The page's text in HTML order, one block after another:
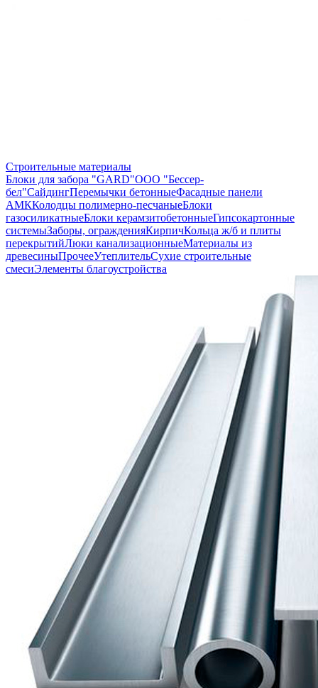
Строительные материалы
Блоки для забора "GARD"ООО "Бессер-
бел"СайдингПеремычки бетонныеФасадные панели
АМККолодцы полимерно-песчаныеБлоки
газосиликатныеБлоки керамзитобетонныеГипсокартонные
системыЗаборы, огражденияКирпичКольца ж/б и плиты
перекрытийЛюки канализационныеМатериалы из
древесиныПрочееУтеплительСухие строительные
смесиЭлементы благоустройства